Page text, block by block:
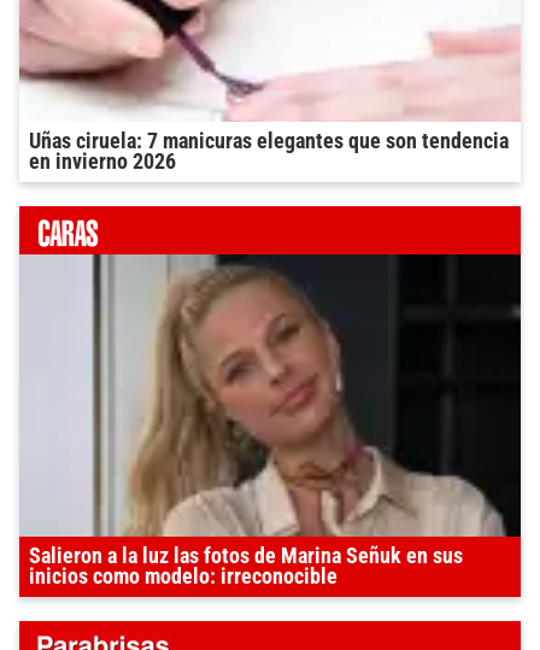
Uñas ciruela: 7 manicuras elegantes que son tendencia
en invierno 2026
Salieron a la luz las fotos de Marina Señuk en sus
inicios como modelo: irreconocible